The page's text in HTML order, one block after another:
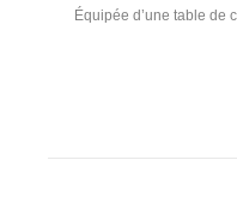
Équipée d’une table de